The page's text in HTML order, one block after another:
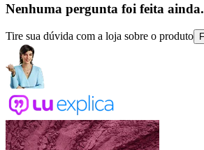
Nenhuma pergunta foi feita
Tire sua dúvida com a loja sobre o produto